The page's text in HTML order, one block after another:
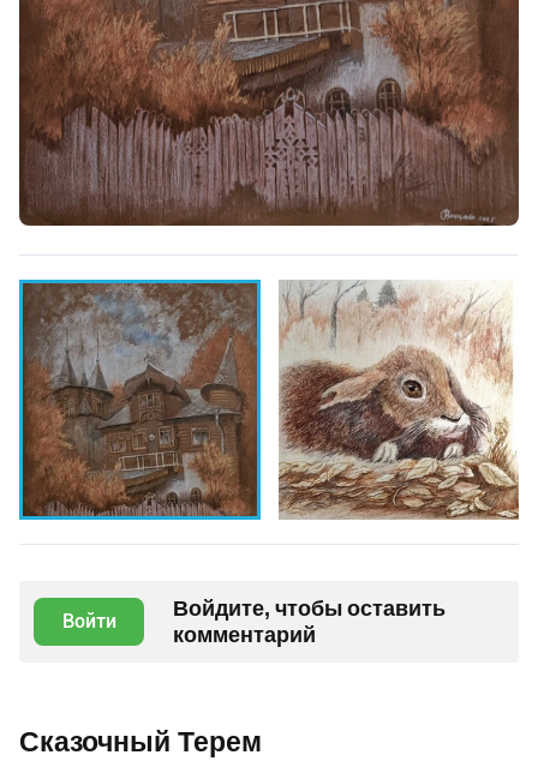
Войти
Войдите, чтобы оставить
комментарий
Сказочный Терем